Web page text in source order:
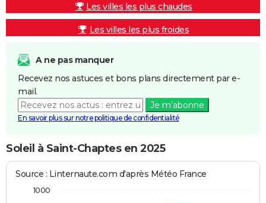
Les villes les plus chaudes
Les villes les plus froides
A ne pas manquer
Recevez nos astuces et bons plans directement par e-
mail.
Je m'abonne
En savoir plus sur notre politique de confidentialité
Soleil à Saint-Chaptes en 2025
Source : Linternaute.com d'après Météo France
1000